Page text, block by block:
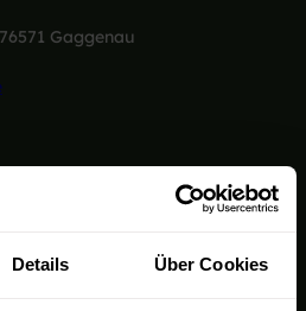
Details Über Cookies
Gaggenau
Haus. Schnapsproben und
Hundsbach